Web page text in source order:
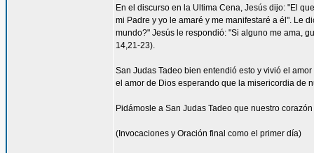
En el discurso en la Ultima Cena, Jesús dijo: "El
mi Padre y yo le amaré y me manifestaré a él". Le
mundo?" Jesús le respondió: "Si alguno me ama,
14,21-23).
San Judas Tadeo bien entendió esto y vivió el
el amor de Dios esperando que la misericordia de
Pidámosle a San Judas Tadeo que nuestro
(Invocaciones y Oración final como el primer día)